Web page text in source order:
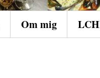
Om mig